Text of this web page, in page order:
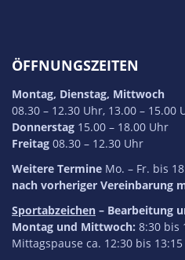
ÖFFNUNGSZEITEN
Montag, Dienstag, Mittwoch
08.30 – 12.30 Uhr, 13.00 – 15.00
Donnerstag 15.00 – 18.00 Uhr
Freitag 08.30 – 12.30 Uhr
Weitere Termine Mo. – Fr. bis
nach vorheriger Vereinbarung
Sportabzeichen – Bearbeitung
Montag und Mittwoch: 8:30 bis
Mittagspause ca. 12:30 bis